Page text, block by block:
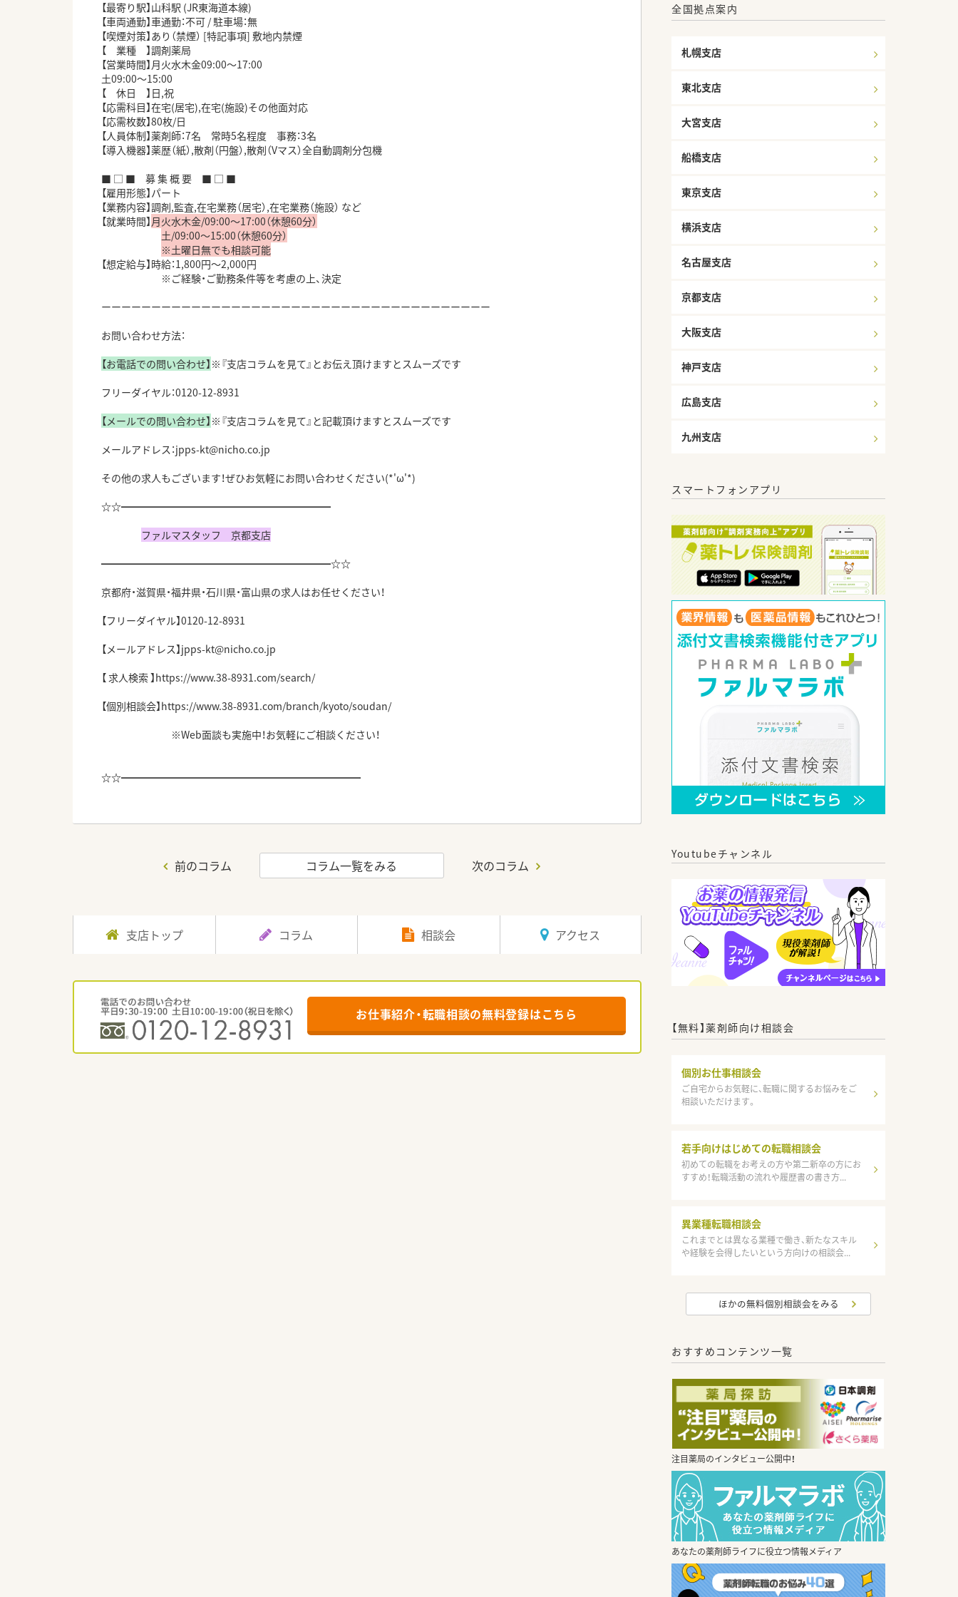
【最寄り駅】山科駅 (JR東海道本線)
【車両通勤】車通勤：不可 / 駐車場：無
【喫煙対策】あり（禁煙） [特記事項] 敷地内禁煙
【 業種 】調剤薬局
【営業時間】月火水木金09:00～17:00
土09:00～15:00
【 休日 】日,祝
【応需科目】在宅(居宅),在宅(施設)その他面対応
【応需枚数】80枚/日
【人員体制】薬剤師：7名 常時5名程度 事務：3名
【導入機器】薬歴（紙）,散剤（円盤）,散剤（Vマス）全自動調剤分包機
■ □ ■ 募 集 概 要 ■ □ ■
【雇用形態】パート
【業務内容】調剤,監査,在宅業務（居宅）,在宅業務（施設） など
【就業時間】月火水木金/09:00～17:00（休憩60分）
土/09:00～15:00（休憩60分）
※土曜日無でも相談可能
【想定給与】時給：1,800円～2,000円
※ご経験・ご勤務条件等を考慮の上、決定
ーーーーーーーーーーーーーーーーーーーーーーーーーーーーーーーーーーーーーーー
お問い合わせ方法：
【お電話での問い合わせ】 ※『支店コラムを見て』とお伝え頂けますとスムーズです
フリーダイヤル：0120-12-8931
【メールでの問い合わせ】 ※『支店コラムを見て』と記載頂けますとスムーズです
メールアドレス：jpps-kt@nicho.co.jp
その他の求人もございます！ぜひお気軽にお問い合わせください(*'ω'*)
☆☆━━━━━━━━━━━━━━━━━━━━━
ファルマスタッフ 京都支店
━━━━━━━━━━━━━━━━━━━━━━━☆☆
京都府・滋賀県・福井県・石川県・富山県の求人はお任せください！
【フリーダイヤル】0120-12-8931
【メールアドレス】jpps-kt@nicho.co.jp
【 求人検索 】https://www.38-8931.com/search/
【個別相談会】https://www.38-8931.com/branch/kyoto/soudan/
※Web面談も実施中！お気軽にご相談ください！
☆☆━━━━━━━━━━━━━━━━━━━━━━━━
前のコラム コラム一覧をみる 次のコラム
支店トップ コラム 相談会 アクセス
お仕事紹介・転職相談の無料登録はこちら
全国拠点案内
札幌支店
東北支店
大宮支店
船橋支店
東京支店
横浜支店
名古屋支店
京都支店
大阪支店
神戸支店
広島支店
九州支店
スマートフォンアプリ
Youtubeチャンネル
【無料】薬剤師向け相談会
個別お仕事相談会
ご自宅からお気軽に、転職に関するお悩みをご
相談いただけます。
若手向けはじめての転職相談会
初めての転職をお考えの方や第二新卒の方にお
すすめ！転職活動の流れや履歴書の書き方...
異業種転職相談会
これまでとは異なる業種で働き、新たなスキル
や経験を会得したいという方向けの相談会...
ほかの無料個別相談会をみる
おすすめコンテンツ一覧
注目薬局のインタビュー公開中！
あなたの薬剤師ライフに役立つ情報メディア